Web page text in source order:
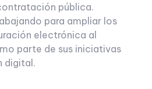
pública.
para ampliar los
electrónica al
parte de sus iniciativas
digital.